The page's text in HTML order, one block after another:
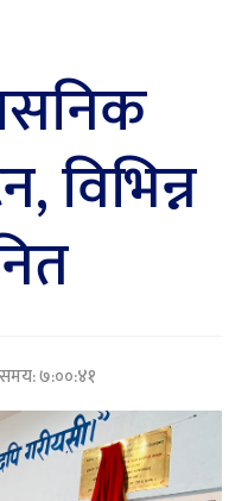
विभिन्न
समय: ७:००:४१